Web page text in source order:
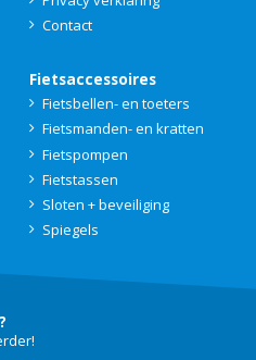
Contact
Fietsaccessoires
Fietsbellen- en toeters
Fietsmanden- en kratten
Fietspompen
Fietstassen
Sloten + beveiliging
Spiegels